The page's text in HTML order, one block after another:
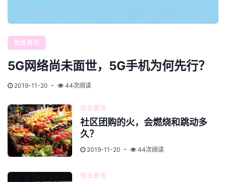
创业资讯
5G网络尚未面世，5G手机为何先行？
2019-11-20 44次阅读
创业资讯
社区团购的火，会燃烧和跳动多
久？
2019-11-20 44次阅读
创业资讯